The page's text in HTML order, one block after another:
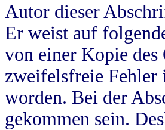
Autor dieser
Er weist auf
von einer Kopie
zweifelsfreie
worden. Bei der
gekommen sein.